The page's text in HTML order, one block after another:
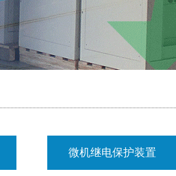
微机继电保护装置